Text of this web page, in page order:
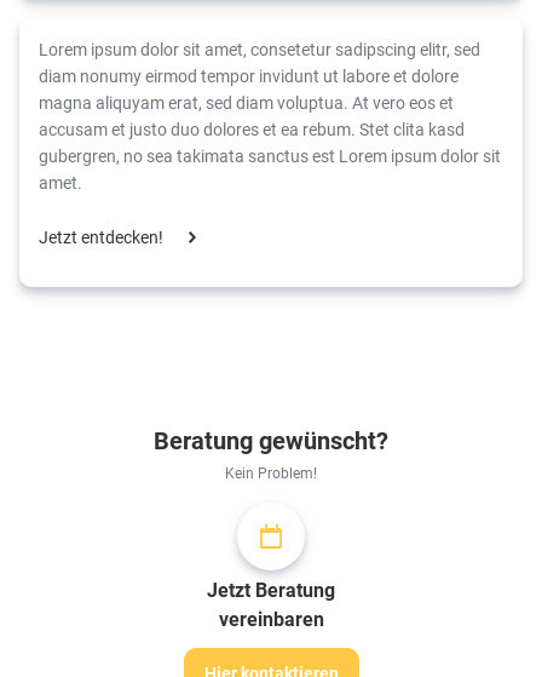
Lorem ipsum dolor sit amet, consetetur sadipscing elitr, sed
diam nonumy eirmod tempor invidunt ut labore et dolore
magna aliquyam erat, sed diam voluptua. At vero eos et
accusam et justo duo dolores et ea rebum. Stet clita kasd
gubergren, no sea takimata sanctus est Lorem ipsum dolor sit
amet.
Jetzt entdecken!
Beratung gewünscht?
Kein Problem!
Jetzt Beratung
vereinbaren